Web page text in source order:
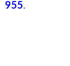
955.